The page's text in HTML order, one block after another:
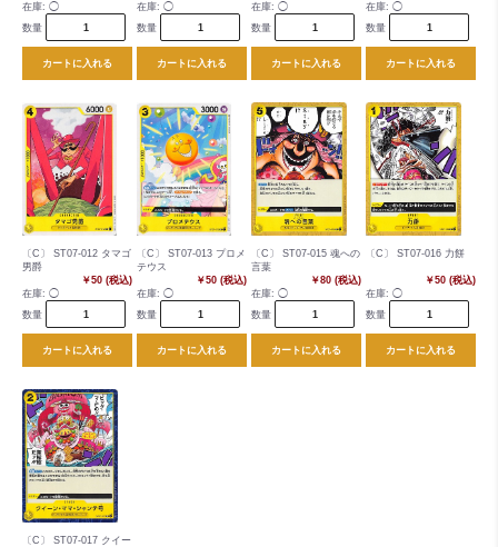
在庫: ◯
数量
カートに入れる
在庫: ◯
数量
カートに入れる
在庫: ◯
数量
カートに入れる
在庫: ◯
数量
カートに入れる
〔C〕 ST07-012 タマゴ
男爵
￥50 (税込)
在庫: ◯
数量
カートに入れる
〔C〕 ST07-013 プロメ
テウス
￥50 (税込)
在庫: ◯
数量
カートに入れる
〔C〕 ST07-015 魂への
言葉
￥80 (税込)
在庫: ◯
数量
カートに入れる
〔C〕 ST07-016 力餅
￥50 (税込)
在庫: ◯
数量
カートに入れる
〔C〕 ST07-017 クイー